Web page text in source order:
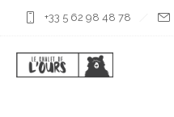
+33 5 62 98 48 78